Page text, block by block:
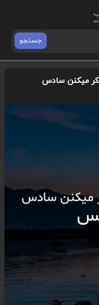
جستجو
میکنن سادس